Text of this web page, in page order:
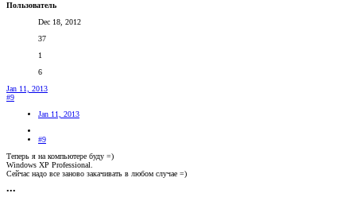
Пользователь
Dec 18, 2012
37
1
6
Jan 11, 2013
#9
Jan 11, 2013
#9
Теперь я на компьютере буду =)
Windows XP Professional.
Сейчас надо все заново закачивать в любом случае =)
•••